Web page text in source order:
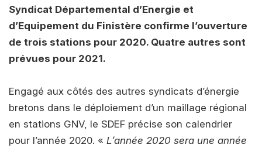
Syndicat Départemental d’Energie et
d’Equipement du Finistère confirme l’ouverture
de trois stations pour 2020. Quatre autres sont
prévues pour 2021.
Engagé aux côtés des autres syndicats d’énergie
bretons dans le déploiement d’un maillage régional
en stations GNV, le SDEF précise son calendrier
pour l’année 2020. « L’année 2020 sera une année